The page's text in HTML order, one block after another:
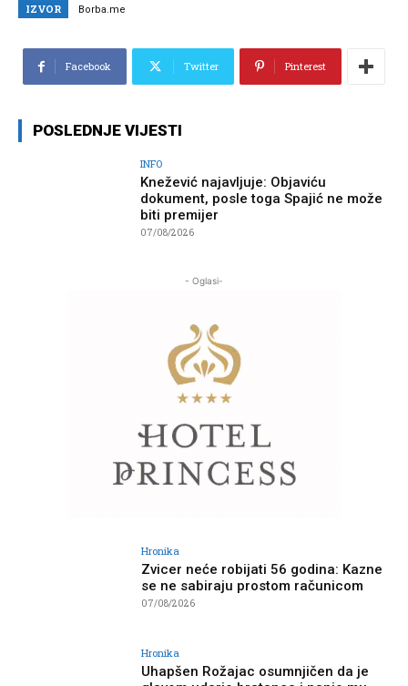
IZVOR Borba.me
Facebook Twitter Pinterest
POSLEDNJE VIJESTI
INFO
Knežević najavljuje: Objaviću
dokument, posle toga Spajić ne može
biti premijer
07/08/2026
- Oglasi-
Hronika
Zvicer neće robijati 56 godina: Kazne
se ne sabiraju prostom računicom
07/08/2026
Hronika
Uhapšen Rožajac osumnjičen da je